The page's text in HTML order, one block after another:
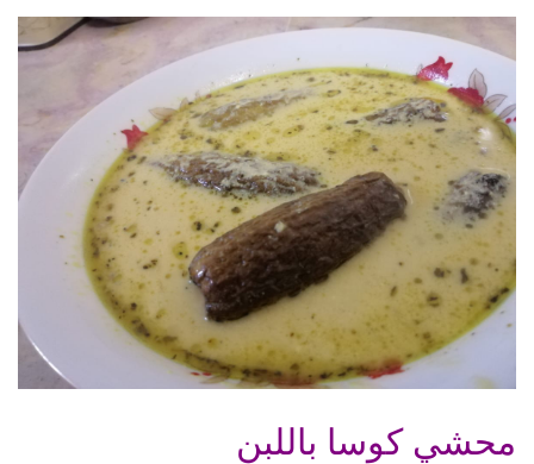
محشي كوسا باللبن